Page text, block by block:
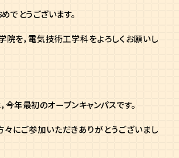
でとうございます。
を，電気技術工学科をよろしくお願いし
，今年最初のオープンキャンパスです。
々にご参加いただきありがとうございまし